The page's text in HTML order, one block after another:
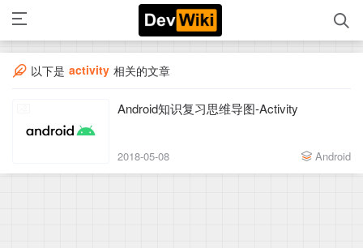
以下是 activity 相关的文章
Android知识复习思维导图-Activity
2018-05-08 Android